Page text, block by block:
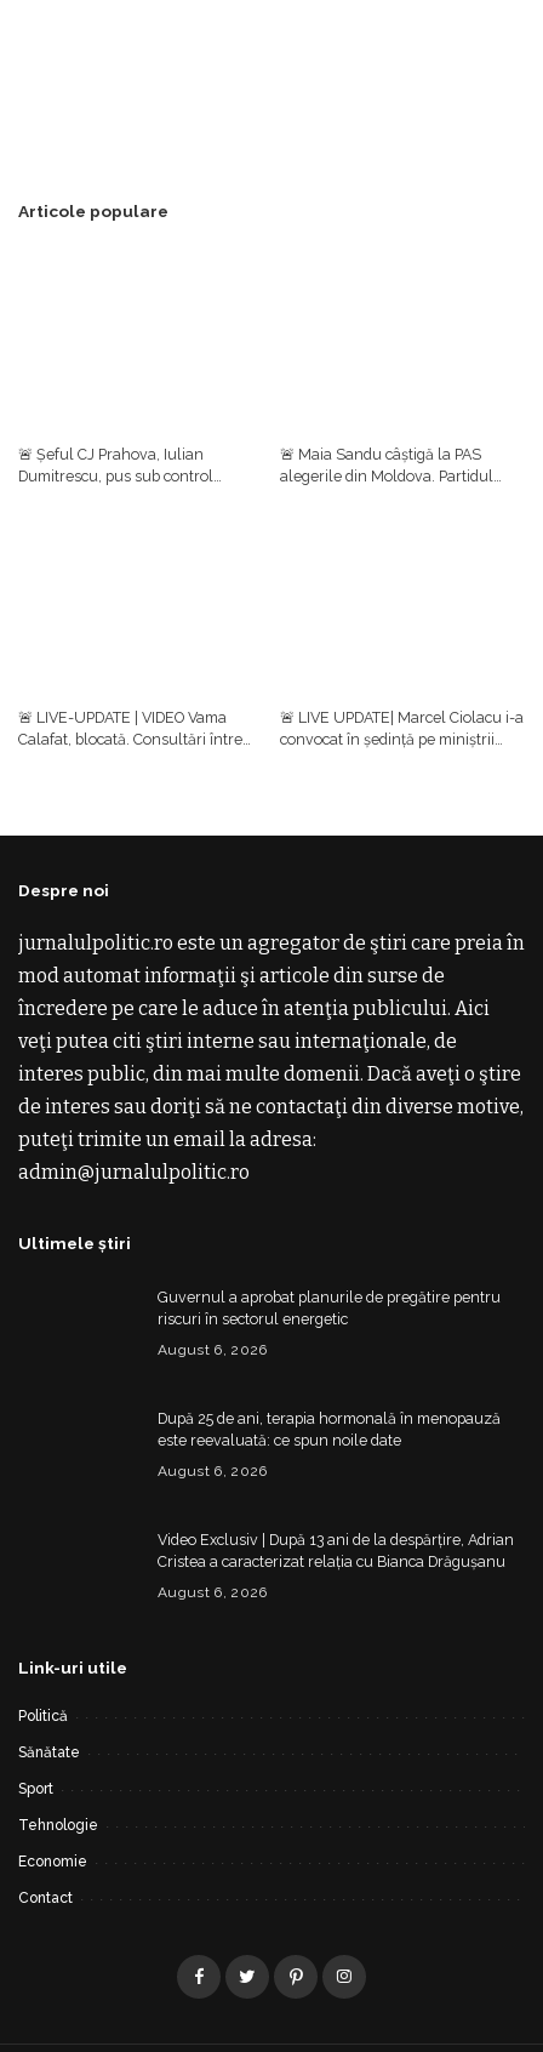
Articole populare
🚨 Șeful CJ Prahova, Iulian
Dumitrescu, pus sub control
🚨 Maia Sandu câștigă la PAS
alegerile din Moldova. Partidul
🚨 LIVE-UPDATE | VIDEO Vama
Calafat, blocată. Consultări între
🚨 LIVE UPDATE| Marcel Ciolacu i-a
convocat în ședință pe miniștrii
Despre noi
jurnalulpolitic.ro este un agregator de ştiri care preia în
mod automat informaţii şi articole din surse de
încredere pe care le aduce în atenţia publicului. Aici
veţi putea citi ştiri interne sau internaţionale, de
interes public, din mai multe domenii. Dacă aveţi o ştire
de interes sau doriţi să ne contactaţi din diverse motive,
puteţi trimite un email la adresa:
admin@jurnalulpolitic.ro
Ultimele știri
Guvernul a aprobat planurile de pregătire pentru
riscuri în sectorul energetic
August 6, 2026
După 25 de ani, terapia hormonală în menopauză
este reevaluată: ce spun noile date
August 6, 2026
Video Exclusiv | După 13 ani de la despărțire, Adrian
Cristea a caracterizat relația cu Bianca Drăgușanu
August 6, 2026
Link-uri utile
Politică
Sănătate
Sport
Tehnologie
Economie
Contact